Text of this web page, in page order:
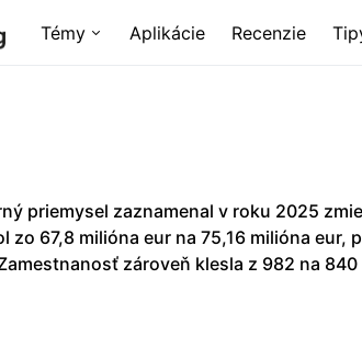
Témy Aplikácie Recenzie
priemysel zaznamenal v roku 2025
zo 67,8 milióna eur na 75,16 milióna
zároveň klesla z 982 na